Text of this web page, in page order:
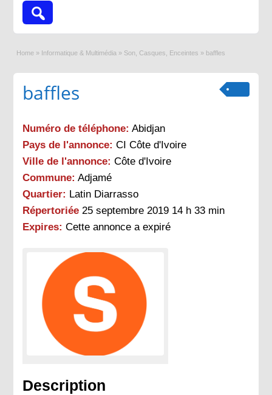
Home » Informatique & Multimédia » Son, Casques, Enceintes » baffles
baffles
Numéro de téléphone: Abidjan
Pays de l'annonce: CI Côte d'Ivoire
Ville de l'annonce: Côte d'Ivoire
Commune: Adjamé
Quartier: Latin Diarrasso
Répertoriée 25 septembre 2019 14 h 33 min
Expires: Cette annonce a expiré
Description